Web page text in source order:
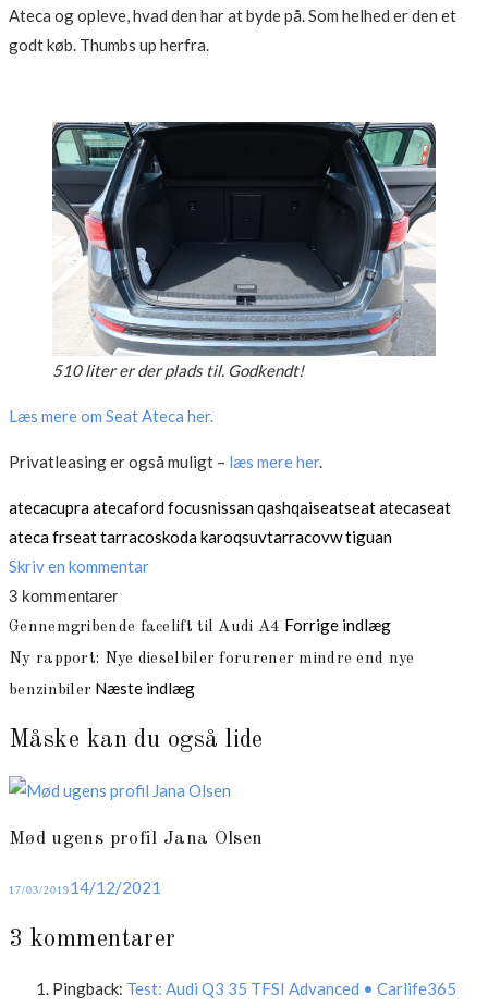
Ateca og opleve, hvad den har at byde på. Som helhed er den et
godt køb. Thumbs up herfra.
510 liter er der plads til. Godkendt!
Læs mere om Seat Ateca her.
Privatleasing er også muligt – læs mere her.
atecacupra atecaford focusnissan qashqaiseatseat atecaseat
ateca frseat tarracoskoda karoqsuvtarracovw tiguan
Skriv en kommentar
3 kommentarer
Indlægsnavigation
Gennemgribende facelift til Audi A4 Forrige indlæg
Ny rapport: Nye dieselbiler forurener mindre end nye
benzinbiler Næste indlæg
Måske kan du også lide
Mød ugens profil Jana Olsen
Posted
17/03/201914/12/2021
3 kommentarer
Pingback: Test: Audi Q3 35 TFSI Advanced • Carlife365